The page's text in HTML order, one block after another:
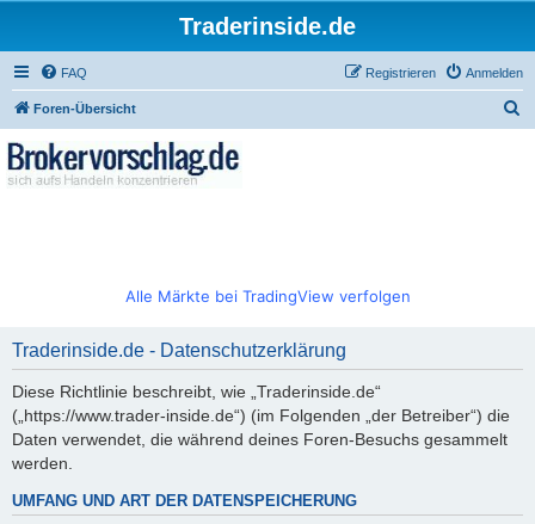
Traderinside.de
FAQ Anmelden
Registrieren
Foren-Übersicht
Alle Märkte bei TradingView verfolgen
Traderinside.de - Datenschutzerklärung
Diese Richtlinie beschreibt, wie „Traderinside.de“
(„https://www.trader-inside.de“) (im Folgenden „der Betreiber“) die
Daten verwendet, die während deines Foren-Besuchs gesammelt
werden.
UMFANG UND ART DER DATENSPEICHERUNG